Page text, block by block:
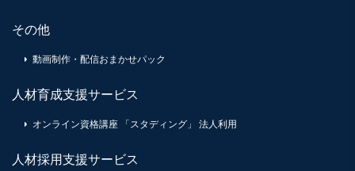
その他
動画制作・配信おまかせパック
人材育成支援サービス
オンライン資格講座 「スタディング」 法人利用
人材採用支援サービス